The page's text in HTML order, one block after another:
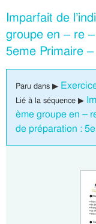
Imparfait de
groupe en – re
5eme Primaire
Paru dans ▶
Lié à la séquence ▶
ème groupe en –
de préparation :